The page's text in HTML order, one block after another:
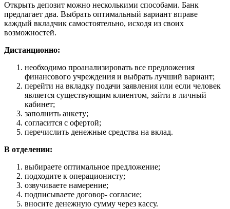
Открыть депозит можно несколькими способами. Банк
предлагает два. Выбрать оптимальный вариант вправе
каждый вкладчик самостоятельно, исходя из своих
возможностей.
Дистанционно:
необходимо проанализировать все предложения
финансового учреждения и выбрать лучший вариант;
перейти на вкладку подачи заявления или если человек
является существующим клиентом, зайти в личный
кабинет;
заполнить анкету;
согласится с офертой;
перечислить денежные средства на вклад.
В отделении:
выбираете оптимальное предложение;
подходите к операционисту;
озвучиваете намерение;
подписываете договор- согласие;
вносите денежную сумму через кассу.